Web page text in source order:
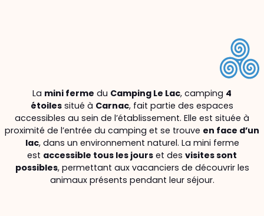
La mini ferme du Camping Le Lac, camping 4
étoiles situé à Carnac, fait partie des espaces
accessibles au sein de l’établissement. Elle est située à
proximité de l’entrée du camping et se trouve en face d’un
lac, dans un environnement naturel. La mini ferme
est accessible tous les jours et des visites sont
possibles, permettant aux vacanciers de découvrir les
animaux présents pendant leur séjour.